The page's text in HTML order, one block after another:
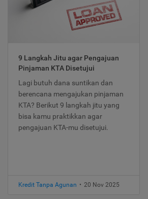
9 Langkah Jitu agar Pengajuan
Pinjaman KTA Disetujui
Lagi butuh dana suntikan dan
berencana mengajukan pinjaman
KTA? Berikut 9 langkah jitu yang
bisa kamu praktikkan agar
pengajuan KTA-mu disetujui.
Kredit Tanpa Agunan • 20 Nov 2025